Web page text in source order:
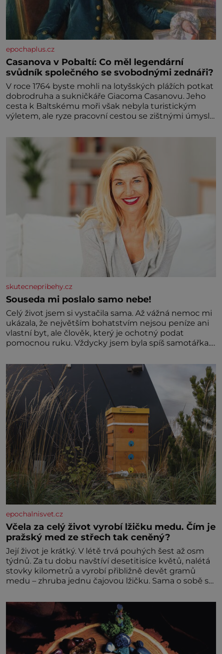
epochaplus.cz
Casanova v Pobaltí: Co měl legendární
svůdník společného se svobodnými zednáři?
V roce 1764 byste mohli na lotyšských plážích potkat
dobrodruha a sukničkáře Giacoma Casanovu. Jeho
cesta k Baltskému moři však nebyla turistickým
výletem, ale ryze pracovní cestou se zištnými úmysly.
procházel uličkami lotyšské Rigy? Casanova v Pobaltí
kontaktoval tamní zednářské lóže. Nebyl v této
oblasti žádným nováčkem, protože do zednářské
skutecnepribehy.cz
Souseda mi poslalo samo nebe!
Celý život jsem si vystačila sama. Až vážná nemoc mi
ukázala, že největším bohatstvím nejsou peníze ani
vlastní byt, ale člověk, který je ochotný podat
pomocnou ruku. Vždycky jsem byla spíš samotářka.
ani partnera. Stačily mi knihy, práce a hlavně klid.
Hned po studiích jsem odešla z rodného města,
epochalnisvet.cz
Včela za celý život vyrobí lžičku medu. Čím je
pražský med ze střech tak ceněný?
Její život je krátký. V létě trvá pouhých šest až osm
týdnů. Za tu dobu navštíví desetitisíce květů, nalétá
stovky kilometrů a vyrobí přibližně devět gramů
medu – zhruba jednu čajovou lžičku. Sama o sobě se
dalšími desítkami tisíc příslušnic svého včelstva,
vznikne jeden z nejdokonalejších organismů